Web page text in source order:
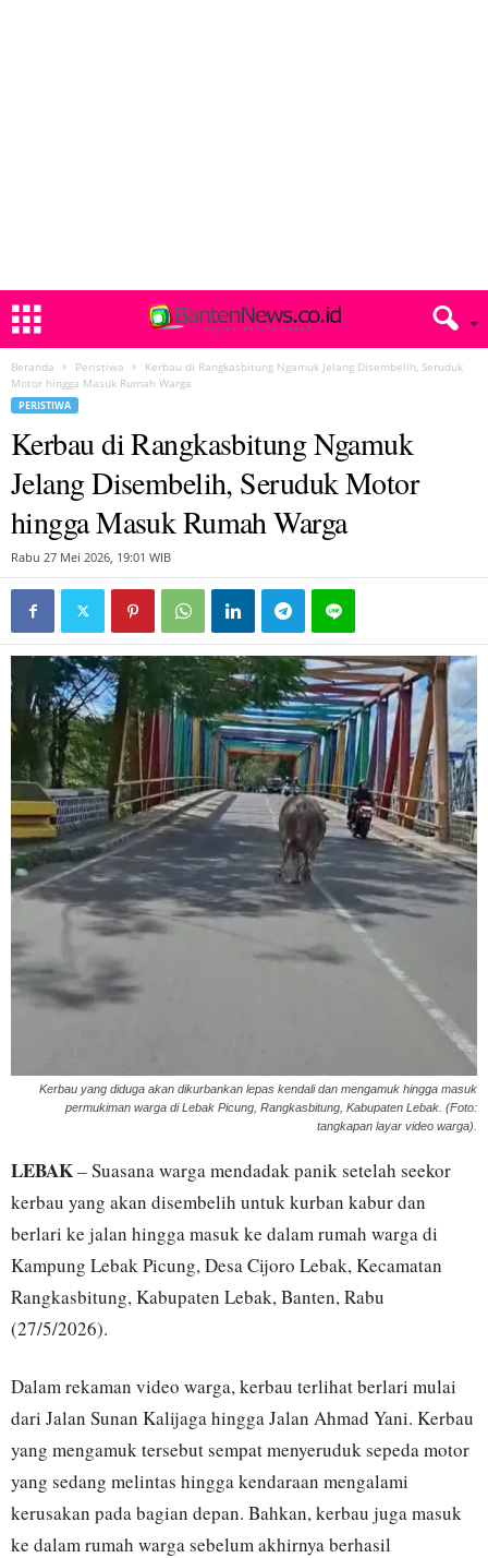
Beranda Peristiwa
Kerbau di Rangkasbitung Ngamuk Jelang Disembelih, Seruduk
Motor hingga Masuk Rumah Warga
PERISTIWA
Kerbau di Rangkasbitung Ngamuk
Jelang Disembelih, Seruduk Motor
hingga Masuk Rumah Warga
Rabu 27 Mei 2026, 19:01 WIB
Kerbau yang diduga akan dikurbankan lepas kendali dan mengamuk hingga masuk
permukiman warga di Lebak Picung, Rangkasbitung, Kabupaten Lebak. (Foto:
tangkapan layar video warga).
LEBAK– Suasana warga mendadak panik setelah seekor
kerbau yang akan disembelih untuk kurban kabur dan
berlari ke jalan hingga masuk ke dalam rumah warga di
Kampung Lebak Picung, Desa Cijoro Lebak, Kecamatan
Rangkasbitung, Kabupaten Lebak, Banten, Rabu
(27/5/2026).
Dalam rekaman video warga, kerbau terlihat berlari mulai
dari Jalan Sunan Kalijaga hingga Jalan Ahmad Yani. Kerbau
yang mengamuk tersebut sempat menyeruduk sepeda motor
yang sedang melintas hingga kendaraan mengalami
kerusakan pada bagian depan. Bahkan, kerbau juga masuk
ke dalam rumah warga sebelum akhirnya berhasil